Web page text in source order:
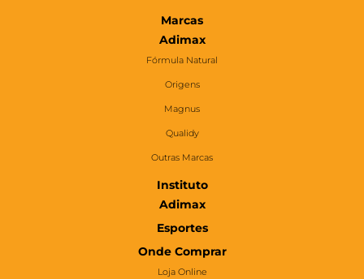
Marcas
Adimax
Fórmula Natural
Origens
Magnus
Qualidy
Outras Marcas
Instituto
Adimax
Esportes
Onde Comprar
Loja Online